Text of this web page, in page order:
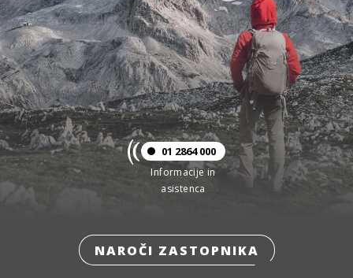
01 2864 000
Informacije in
asistenca
NAROČI ZASTOPNIKA